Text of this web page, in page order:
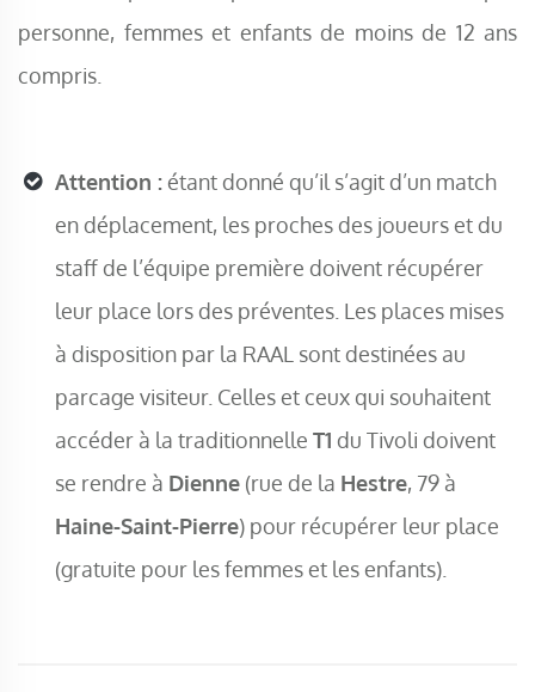
personne, femmes et enfants de moins de 12 ans
compris.
Attention : étant donné qu’il s’agit d’un match
en déplacement, les proches des joueurs et du
staff de l’équipe première doivent récupérer
leur place lors des préventes. Les places mises
à disposition par la RAAL sont destinées au
parcage visiteur. Celles et ceux qui souhaitent
accéder à la traditionnelle T1 du Tivoli doivent
se rendre à Dienne (rue de la Hestre, 79 à
Haine-Saint-Pierre) pour récupérer leur place
(gratuite pour les femmes et les enfants).